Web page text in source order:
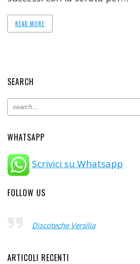
READ MORE
SEARCH
WHATSAPP
Scrivici su Whatsapp
FOLLOW US
Discoteche Versilia
ARTICOLI RECENTI